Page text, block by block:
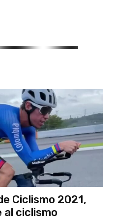
Ciclismo 2021,
al ciclismo